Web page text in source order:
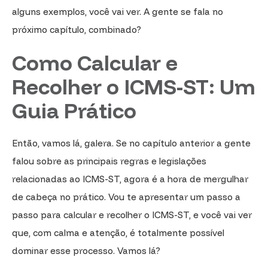
alguns exemplos, você vai ver. A gente se fala no
próximo capítulo, combinado?
Como Calcular e
Recolher o ICMS-ST: Um
Guia Prático
Então, vamos lá, galera. Se no capítulo anterior a gente
falou sobre as principais regras e legislações
relacionadas ao ICMS-ST, agora é a hora de mergulhar
de cabeça no prático. Vou te apresentar um passo a
passo para calcular e recolher o ICMS-ST, e você vai ver
que, com calma e atenção, é totalmente possível
dominar esse processo. Vamos lá?